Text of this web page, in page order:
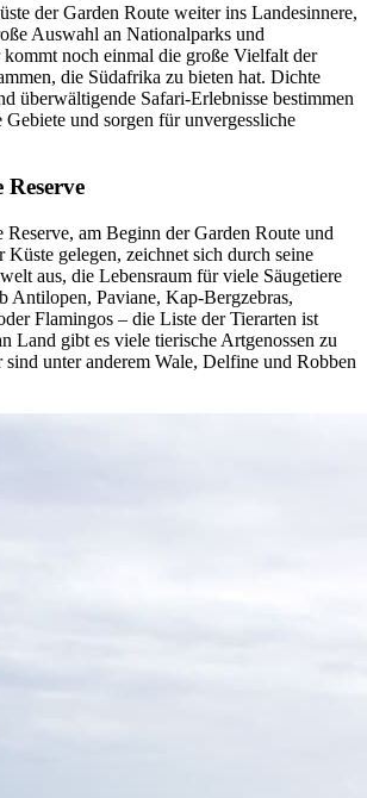
der Garden Route weiter ins Landesinnere,
Auswahl an Nationalparks und
kommt noch einmal die große Vielfalt der
die Südafrika zu bieten hat. Dichte
überwältigende Safari-Erlebnisse bestimmen
Gebiete und sorgen für unvergessliche
am Beginn der Garden Route und
Küste gelegen, zeichnet sich durch seine
aus, die Lebensraum für viele Säugetiere
Antilopen, Paviane, Kap-Bergzebras,
Flamingos – die Liste der Tierarten ist
Land gibt es viele tierische Artgenossen zu
sind unter anderem Wale, Delfine und Robben